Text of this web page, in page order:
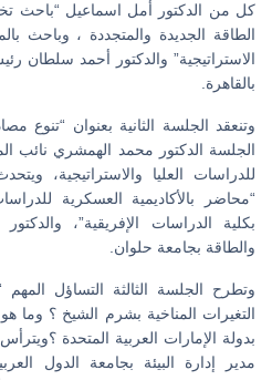
كل من الدكتور أمل اسماعيل “باحث
الطاقة الجديدة والمتجددة ، وباحث
الاستراتيجية” والدكتور أحمد سلطان
بالقاهرة.
وتنعقد الجلسة الثانية بعنوان “تنوع
الجلسة الدكتور محمد الهمشري نائب
للدراسات العليا والاستراتيجية،
“محاضر بالأكاديمية العسكرية
بكلية الدراسات الإفريقية”،
والطاقة بجامعة حلوان.
وتطرح الجلسة الثالثة التساؤل
التغيرات المناخية بشرم الشيخ ؟ وما
بدولة الإمارات العربية المتحدة
مدير إدارة البيئة بجامعة الدول